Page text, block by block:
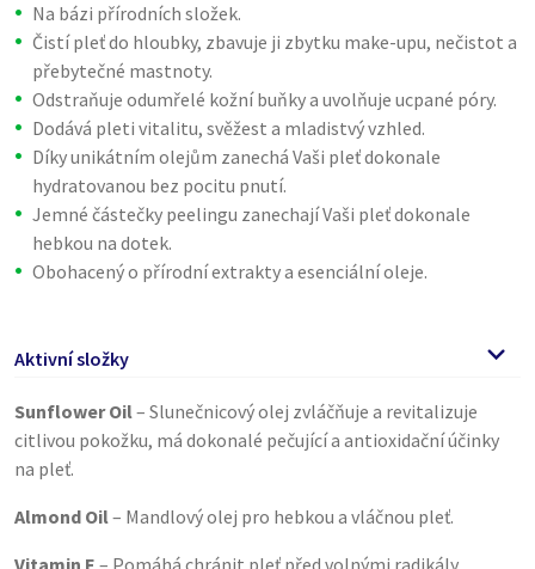
Na bázi přírodních složek.
Čistí pleť do hloubky, zbavuje ji zbytku make-upu, nečistot a
přebytečné mastnoty.
Odstraňuje odumřelé kožní buňky a uvolňuje ucpané póry.
Dodává pleti vitalitu, svěžest a mladistvý vzhled.
Díky unikátním olejům zanechá Vaši pleť dokonale
hydratovanou bez pocitu pnutí.
Jemné částečky peelingu zanechají Vaši pleť dokonale
hebkou na dotek.
Obohacený o přírodní extrakty a esenciální oleje.
Aktivní složky
Sunflower Oil– Slunečnicový olej zvláčňuje a revitalizuje
citlivou pokožku, má dokonalé pečující a antioxidační účinky
na pleť.
Almond Oil– Mandlový olej pro hebkou a vláčnou pleť.
Vitamin E – Pomáhá chránit pleť před volnými radikály,